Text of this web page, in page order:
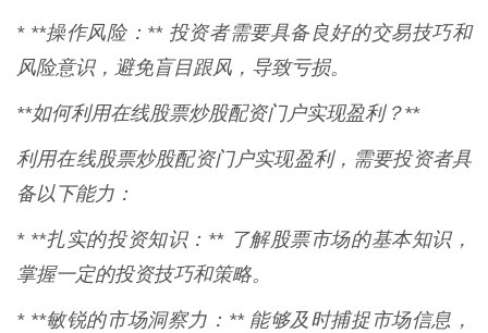
* **操作风险：** 投资者需要具备良好的交易技巧和
风险意识，避免盲目跟风，导致亏损。
**如何利用在线股票炒股配资门户实现盈利？**
利用在线股票炒股配资门户实现盈利，需要投资者具
备以下能力：
* **扎实的投资知识：** 了解股票市场的基本知识，
掌握一定的投资技巧和策略。
* **敏锐的市场洞察力：** 能够及时捕捉市场信息，